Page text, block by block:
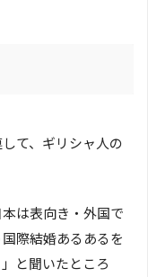
て、ギリシャ人の
は表向き・外国で
際結婚あるあるを
と聞いたところ